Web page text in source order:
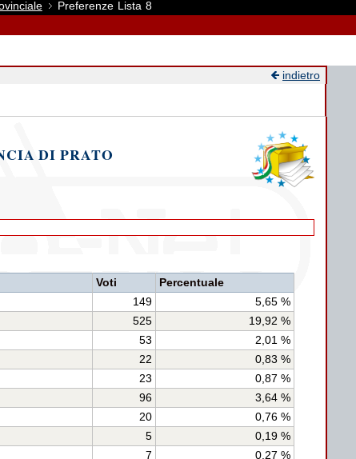
Preferenze Lista 8
indietro
DI PRATO
Voti
Percentuale
149
5,65 %
525
19,92 %
53
2,01 %
22
0,83 %
23
0,87 %
96
3,64 %
20
0,76 %
5
0,19 %
7
0,27 %